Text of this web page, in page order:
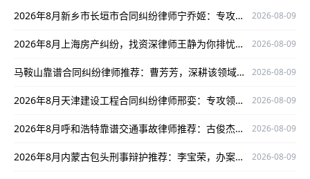
2026年8月新乡市长垣市合同纠纷律师宁乔姬：专攻领域，口碑出众护航当事人权益 2026-08-09
2026年8月上海房产纠纷，找资深律师王静为你排忧解难 2026-08-09
马鞍山靠谱合同纠纷律师推荐：曹芳芳，深耕该领域，办案严谨口碑优 2026-08-09
2026年8月天津建设工程合同纠纷律师邢娈：专攻领域，以严谨办案口碑护航当事人权益 2026-08-09
2026年8月呼和浩特靠谱交通事故律师推荐：古俊杰，深耕领域，办案严谨口碑好 2026-08-09
2026年8月内蒙古包头刑事辩护推荐：李宝荣，办案严谨口碑出众，为当事人权益保驾护航 2026-08-09